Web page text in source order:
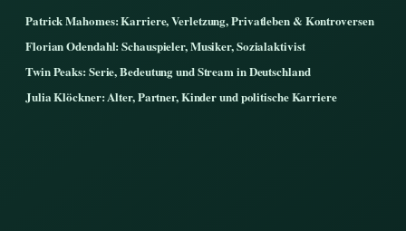
Patrick Mahomes: Karriere, Verletzung, Privatleben & Kontroversen
Florian Odendahl: Schauspieler, Musiker, Sozialaktivist
Twin Peaks: Serie, Bedeutung und Stream in Deutschland
Julia Klöckner: Alter, Partner, Kinder und politische Karriere